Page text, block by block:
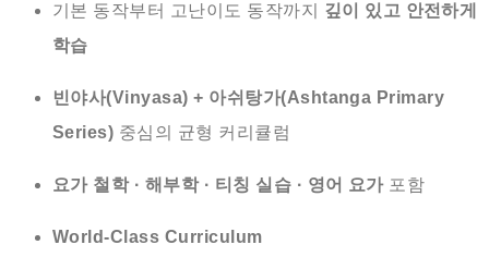
기본 동작부터 고난이도 동작까지 깊이 있고 안전하게
학습
빈야사(Vinyasa) + 아쉬탕가(Ashtanga Primary
Series) 중심의 균형 커리큘럼
요가 철학 · 해부학 · 티칭 실습 · 영어 요가포함
World-Class Curriculum